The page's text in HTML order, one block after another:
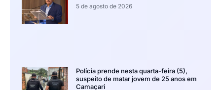
5 de agosto de 2026
Polícia prende nesta quarta-feira (5),
suspeito de matar jovem de 25 anos em
Camaçari